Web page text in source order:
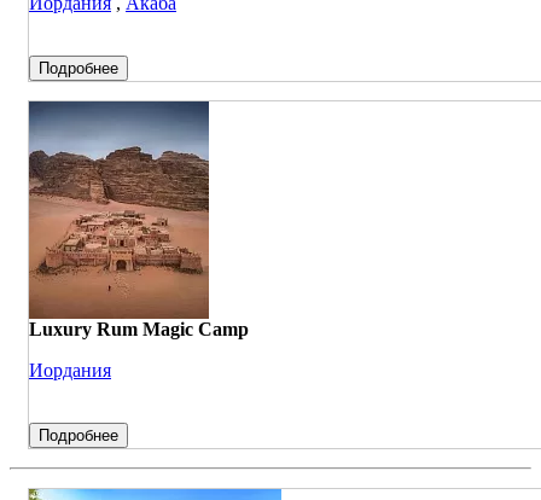
Подробнее
Luxury Rum Magic Camp
Иордания
Подробнее